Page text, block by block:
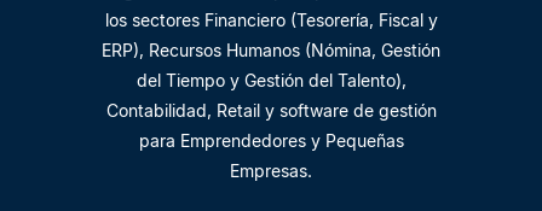
los sectores Financiero (Tesorería, Fiscal y
ERP), Recursos Humanos (Nómina, Gestión
del Tiempo y Gestión del Talento),
Contabilidad, Retail y software de gestión
para Emprendedores y Pequeñas
Empresas.